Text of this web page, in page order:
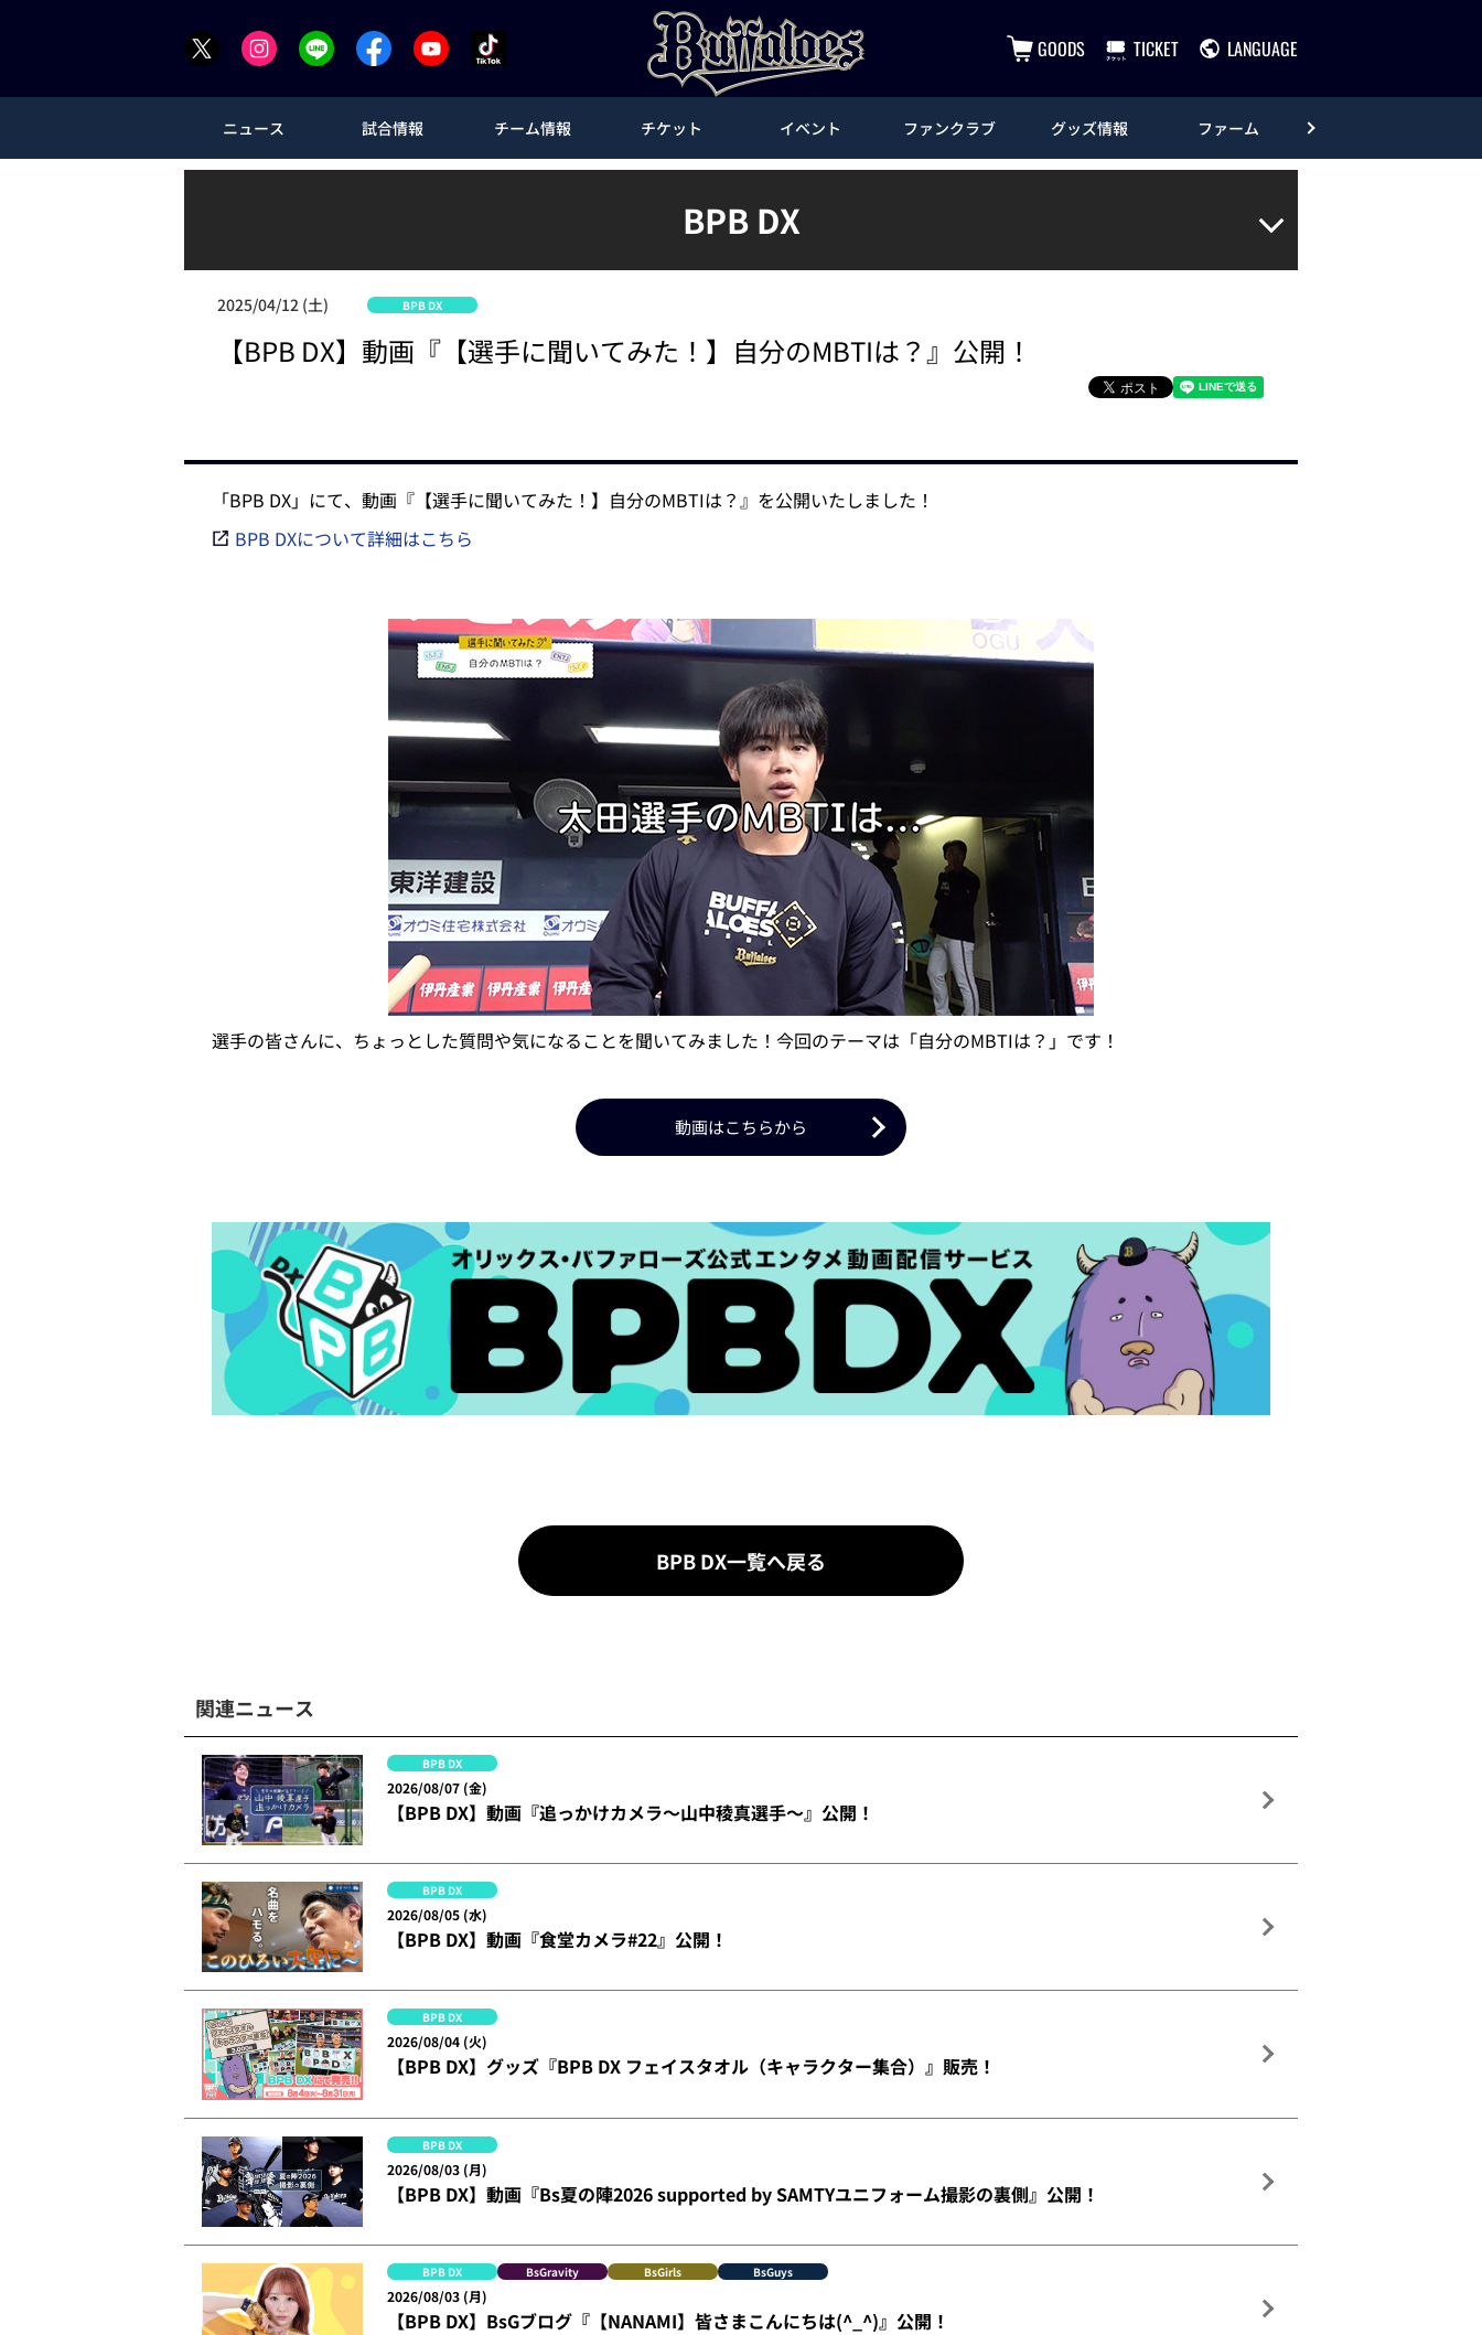
GOODS TICKET LANGUAGE
ニュース 試合情報 チーム情報 チケット イベント ファンクラブ グッズ情報 ファーム
BPB DX
2025/04/12 (土) BPB DX
【BPB DX】動画『【選手に聞いてみた！】自分のMBTIは？』公開！
「BPB DX」にて、動画『【選手に聞いてみた！】自分のMBTIは？』を公開いたしました！
BPB DXについて詳細はこちら
選手の皆さんに、ちょっとした質問や気になることを聞いてみました！今回のテーマは「自分のMBTIは？」です！
動画はこちらから
BPB DX一覧へ戻る
関連ニュース
BPB DX
2026/08/07 (金)
【BPB DX】動画『追っかけカメラ～山中稜真選手～』公開！
BPB DX
2026/08/05 (水)
【BPB DX】動画『食堂カメラ#22』公開！
BPB DX
2026/08/04 (火)
【BPB DX】グッズ『BPB DX フェイスタオル（キャラクター集合）』販売！
BPB DX
2026/08/03 (月)
【BPB DX】動画『Bs夏の陣2026 supported by SAMTYユニフォーム撮影の裏側』公開！
BPB DX BsGravity BsGirls BsGuys
2026/08/03 (月)
【BPB DX】BsGブログ『【NANAMI】皆さまこんにちは(^_^)』公開！